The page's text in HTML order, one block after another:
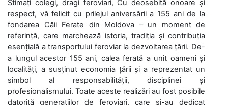
Stimați colegi, dragi feroviari, Cu deosebită onoare și
respect, vă felicit cu prilejul aniversării a 155 ani de la
fondarea Căii Ferate din Moldova – un moment de
referință, care marchează istoria, tradiția și contribuția
esențială a transportului feroviar la dezvoltarea țării. De-
a lungul acestor 155 ani, calea ferată a unit oameni și
localități, a susținut economia țării și a reprezentat un
simbol al responsabilității, disciplinei și
profesionalismului. Toate aceste realizări au fost posibile
datorită generațiilor de feroviari, care și-au dedicat